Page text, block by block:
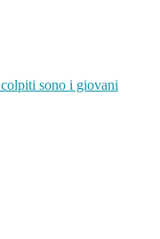
sono i giovani